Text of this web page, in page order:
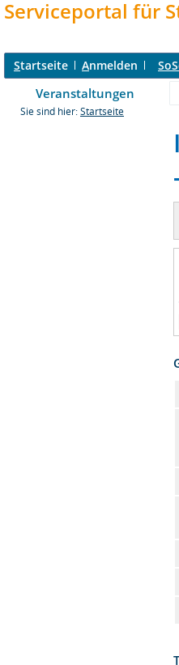
Serviceportal für
Startseite Anmelden
Veranstaltungen
Sie sind hier: Startseite